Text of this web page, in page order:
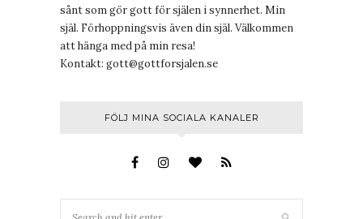
sånt som gör gott för själen i synnerhet. Min
själ. Förhoppningsvis även din själ. Välkommen
att hänga med på min resa!
Kontakt: gott@gottforsjalen.se
FÖLJ MINA SOCIALA KANALER